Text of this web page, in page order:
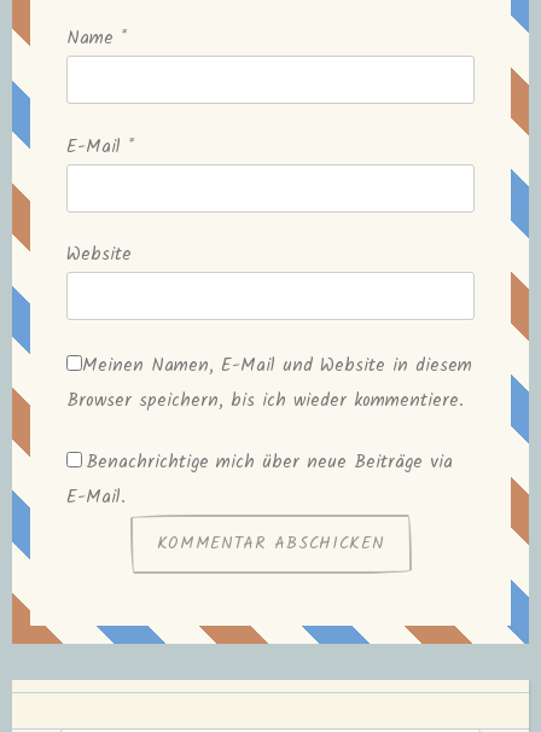
Name *
E-Mail *
Website
Meinen Namen, E-Mail und Website in diesem
Browser speichern, bis ich wieder kommentiere.
Benachrichtige mich über neue Beiträge via
E-Mail.